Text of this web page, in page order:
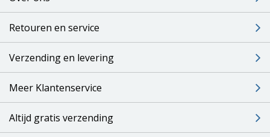
Retouren en service
Verzending en levering
Meer Klantenservice
Altijd gratis verzending